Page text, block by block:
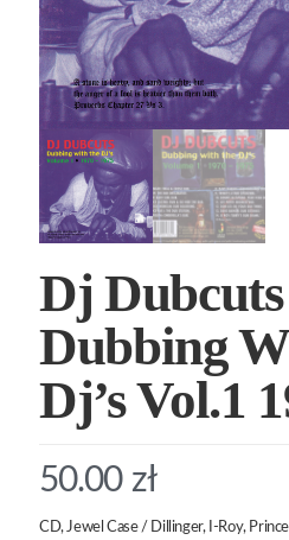
Dj
Dubbing
Dj’s Vol.1
50.00 zł
CD, Jewel Case / Dillinger, I-Roy,